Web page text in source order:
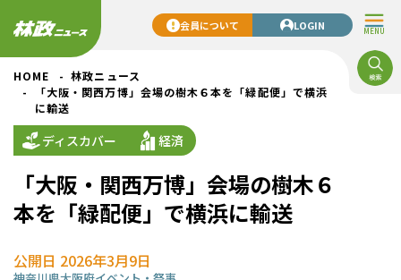
MENU
会員について LOGIN
HOME
林政ニュース
「大阪・関西万博」会場の樹木６本を「緑配便」で横浜
に輸送
ディスカバー 経済
「大阪・関西万博」会場の樹木６
本を「緑配便」で横浜に輸送
公開日 2026年3月9日